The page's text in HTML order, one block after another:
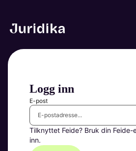
Logg inn
E-post
Tilknyttet Feide? Bruk din
inn.